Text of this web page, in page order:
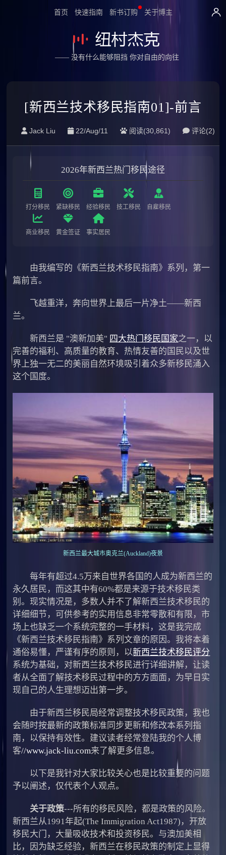
首页 快速指南 新书订购 关于博主
—— 没有什么能够阻挡 你对自由的向往
[新西兰技术移民指南01]-前言
Jack Liu 22/Aug/11 阅读(30,861) 评论(2)
2026年新西兰热门移民途径
打分移民 紧缺移民 经验移民 技工移民 自雇移民
商业移民 黄金签证 事实居民
由我编写的《新西兰技术移民指南》系列，第一
篇前言。
飞越重洋，奔向世界上最后一片净土——新西
兰。
新西兰是 "澳新加美" 四大热门移民国家之一，以
完善的福利、高质量的教育、热情友善的国民以及世
界上独一无二的美丽自然环境吸引着众多新移民涌入
这个国度。
新西兰最大城市奥克兰(Auckland)夜景
每年有超过4.5万来自世界各国的人成为新西兰的
永久居民，而这其中有60%都是来源于技术移民类
别。现实情况是，多数人并不了解新西兰技术移民的
详细细节，可供参考的实用信息非常零散和有限，市
场上也缺乏一个系统完整的一手材料，这是我完成
《新西兰技术移民指南》系列文章的原因。我将本着
通俗易懂，严谨有序的原则，以新西兰技术移民评分
系统为基础，对新西兰技术移民进行详细讲解，让读
者从全面了解技术移民过程中的方方面面，为早日实
现自己的人生理想迈出第一步。
由于新西兰移民局经常调整技术移民政策，我也
会随时按最新的政策标准同步更新和修改本系列指
南，以保持有效性。建议读者经常登陆我的个人博
客//www.jack-liu.com来了解更多信息。
以下是我针对大家比较关心也是比较重要的问题
予以阐述，仅代表个人观点。
关于政策---所有的移民风险，都是政策的风险。
新西兰从1991年起(The Immigration Act1987)，开放
移民大门，大量吸收技术和投资移民。与澳加美相
比，因为缺乏经验，新西兰在移民政策的制定上显得